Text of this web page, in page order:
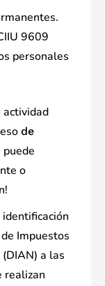
9609
personales
actividad
de
puede
o
Impuestos
a las
realizan